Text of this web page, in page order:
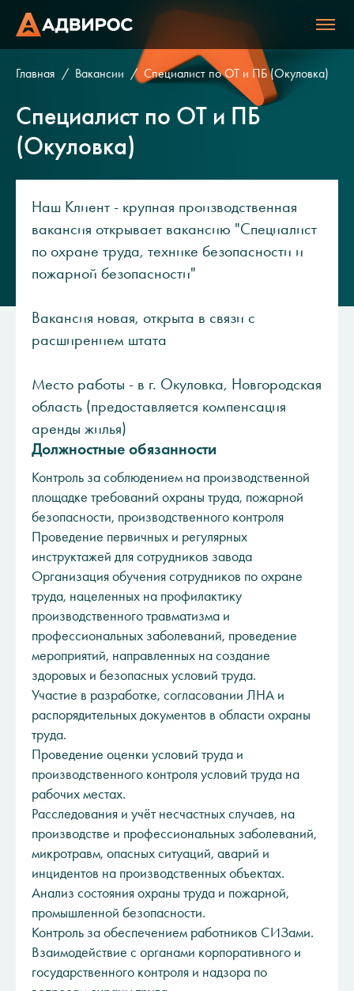
Главная Вакансии Специалист по ОТ и ПБ (Окуловка)
Специалист по ОТ и ПБ
(Окуловка)
Наш Клиент - крупная производственная
вакансия открывает вакансию "Специалист
по охране труда, технике безопасности и
пожарной безопасности"
Вакансия новая, открыта в связи с
расширением штата
Место работы - в г. Окуловка, Новгородская
область (предоставляется компенсация
аренды жилья)
Должностные обязанности
Контроль за соблюдением на производственной
площадке требований охраны труда, пожарной
безопасности, производственного контроля
Проведение первичных и регулярных
инструктажей для сотрудников завода
Организация обучения сотрудников по охране
труда, нацеленных на профилактику
производственного травматизма и
профессиональных заболеваний, проведение
мероприятий, направленных на создание
здоровых и безопасных условий труда.
Участие в разработке, согласовании ЛНА и
распорядительных документов в области охраны
труда.
Проведение оценки условий труда и
производственного контроля условий труда на
рабочих местах.
Расследования и учёт несчастных случаев, на
производстве и профессиональных заболеваний,
микротравм, опасных ситуаций, аварий и
инцидентов на производственных объектах.
Анализ состояния охраны труда и пожарной,
промышленной безопасности.
Контроль за обеспечением работников СИЗами.
Взаимодействие с органами корпоративного и
государственного контроля и надзора по